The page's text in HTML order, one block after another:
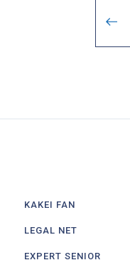
KAKEI FAN
LEGAL NET
EXPERT SENIOR